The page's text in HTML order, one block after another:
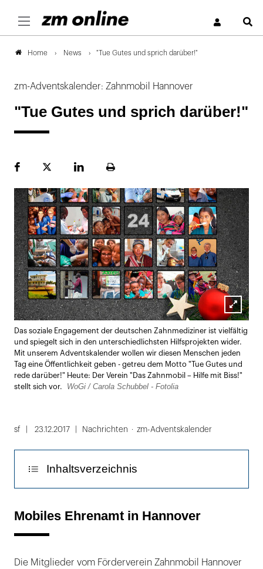
Home News "Tue Gutes und sprich darüber!"
zm-Adventskalender: Zahnmobil Hannover
"Tue Gutes und sprich darüber!"
FacebookPlattformLinekdInSeite
Lightbox
öffnen
Das soziale Engagement der deutschen Zahnmediziner ist vielfältig
und spiegelt sich in den unterschiedlichsten Hilfsprojekten wider.
Mit unserem Adventskalender wollen wir diesen Menschen jeden
Tag eine Öffentlichkeit geben - getreu dem Motto "Tue Gutes und
rede darüber!" Heute: Der Verein "Das Zahnmobil – Hilfe mit Biss!"
stellt sich vor.
WoGi / Carola Schubbel - Fotolia
sf 23.12.2017 Nachrichten zm-Adventskalender
Inhaltsverzeichnis
Mobiles Ehrenamt in Hannover
Mobiles Ehrenamt in Hannover
Die Mitglieder vom Förderverein Zahnmobil Hannover